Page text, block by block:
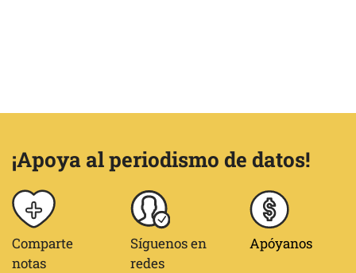
¡Apoya al periodismo de datos!
Comparte
notas
Síguenos en
redes
Apóyanos